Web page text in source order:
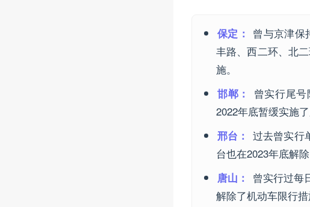
保定：
曾与京津保
丰路、西二环、北
施。
邯郸：
曾实行尾
2022年底暂缓实施了
邢台：
过去曾实行
台也在2023年底解
唐山：
曾实行过每
解除了机动车限行措